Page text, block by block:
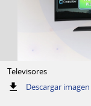
Televisores
Descargar imagen: